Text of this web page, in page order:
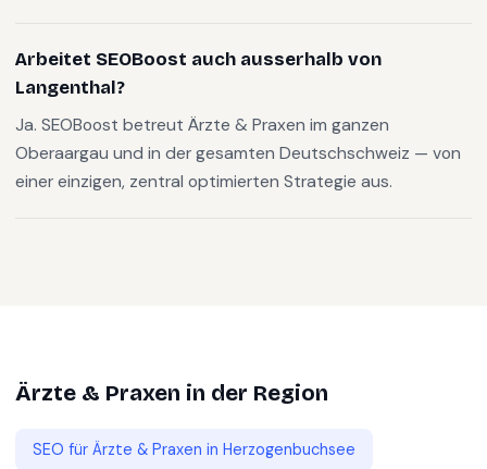
Arbeitet SEOBoost auch ausserhalb von
Langenthal?
Ja. SEOBoost betreut Ärzte & Praxen im ganzen
Oberaargau und in der gesamten Deutschschweiz — von
einer einzigen, zentral optimierten Strategie aus.
Ärzte & Praxen in der Region
SEO für Ärzte & Praxen in Herzogenbuchsee